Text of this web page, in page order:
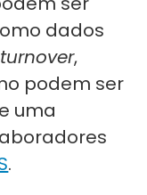
dados
turnover,
podem ser
uma
.